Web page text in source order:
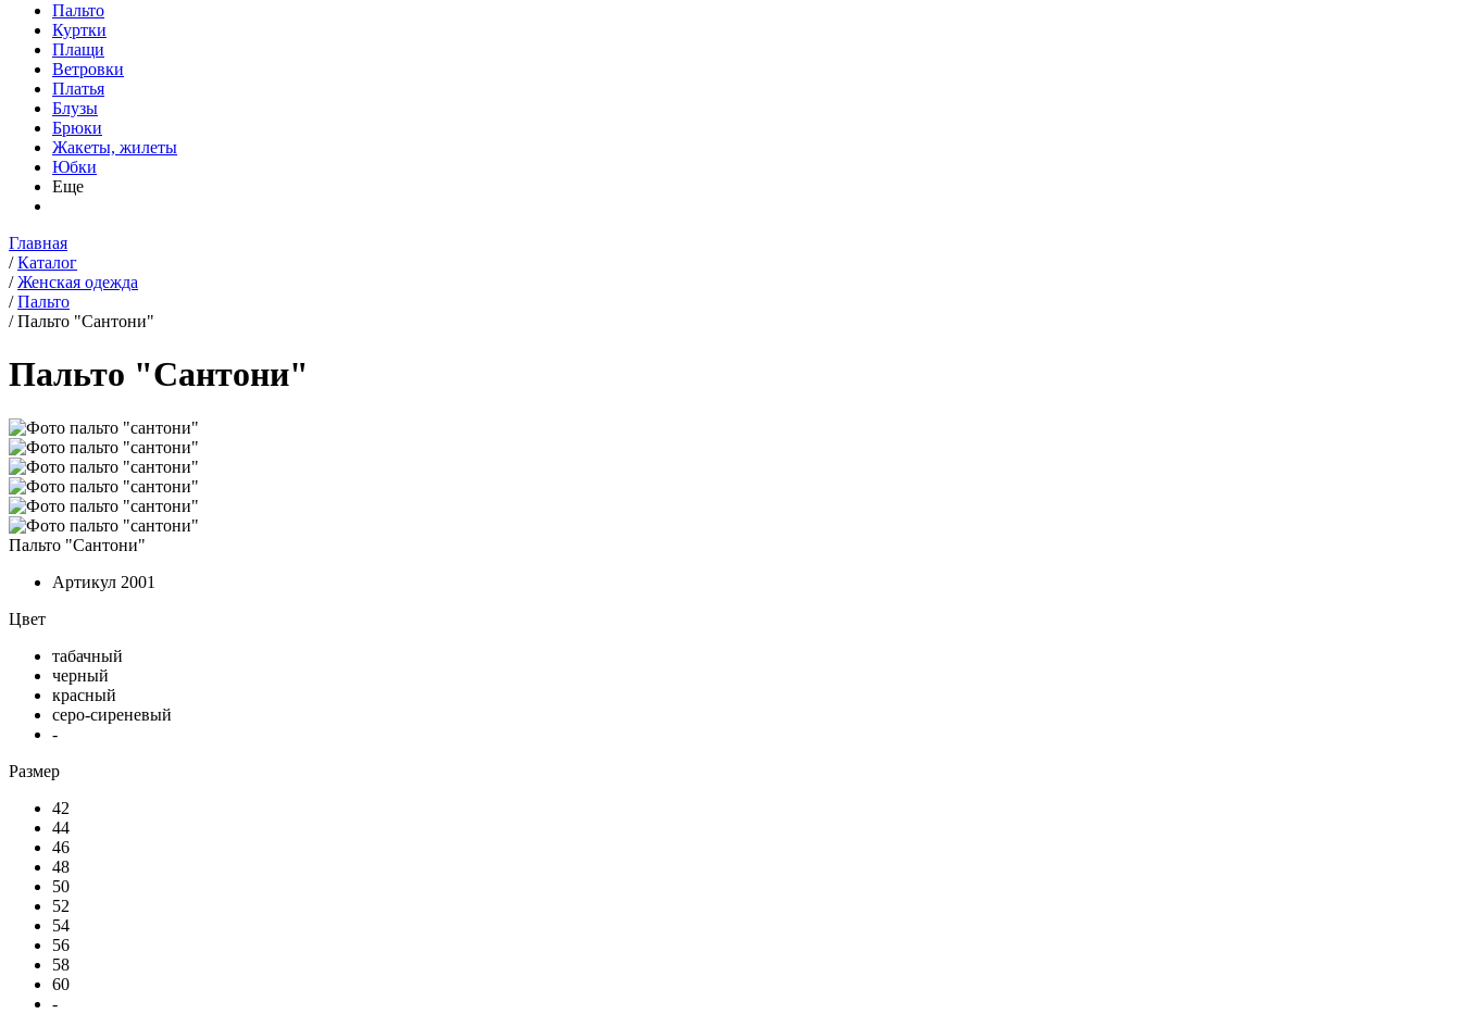
Пальто
Куртки
Плащи
Ветровки
Платья
Блузы
Брюки
Жакеты, жилеты
Юбки
Еще
Главная
/ Каталог
/ Женская одежда
/ Пальто
/ Пальто "Сантони"
Пальто "Сантони"
Пальто "Сантони"
Артикул 2001
Цвет
табачный
черный
красный
серо-сиреневый
-
Размер
42
44
46
48
50
52
54
56
58
60
-